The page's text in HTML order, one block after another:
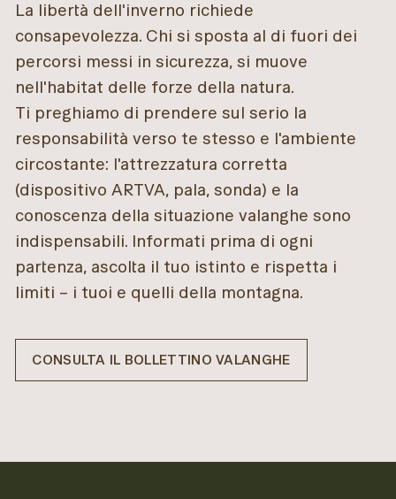
La libertà dell'inverno richiede
consapevolezza. Chi si sposta al di fuori dei
percorsi messi in sicurezza, si muove
nell'habitat delle forze della natura.
Ti preghiamo di prendere sul serio la
responsabilità verso te stesso e l'ambiente
circostante: l'attrezzatura corretta
(dispositivo ARTVA, pala, sonda) e la
conoscenza della situazione valanghe sono
indispensabili. Informati prima di ogni
partenza, ascolta il tuo istinto e rispetta i
limiti – i tuoi e quelli della montagna.
CONSULTA IL BOLLETTINO VALANGHE